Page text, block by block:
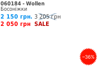
060184 - Wollen
Босоніжки
2 150 грн. 3 205 грн
2 050 грн SALE
–36%